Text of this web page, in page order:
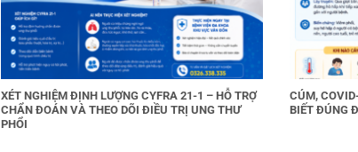
XÉT NGHIỆM ĐỊNH LƯỢNG CYFRA 21-1 – HỖ TRỢ
CHẨN ĐOÁN VÀ THEO DÕI ĐIỀU TRỊ UNG THƯ
PHỔI
CÚM,
BIẾT ĐÚNG